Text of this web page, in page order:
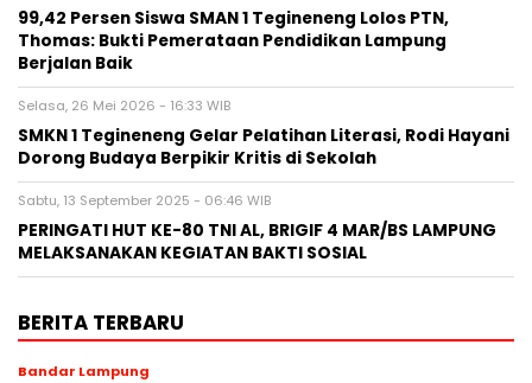
99,42 Persen Siswa SMAN 1 Tegineneng Lolos PTN,
Thomas: Bukti Pemerataan Pendidikan Lampung
Berjalan Baik
Selasa, 26 Mei 2026 - 16:33 WIB
SMKN 1 Tegineneng Gelar Pelatihan Literasi, Rodi Hayani
Dorong Budaya Berpikir Kritis di Sekolah
Sabtu, 13 September 2025 - 06:46 WIB
PERINGATI HUT KE-80 TNI AL, BRIGIF 4 MAR/BS LAMPUNG
MELAKSANAKAN KEGIATAN BAKTI SOSIAL
BERITA TERBARU
Bandar Lampung